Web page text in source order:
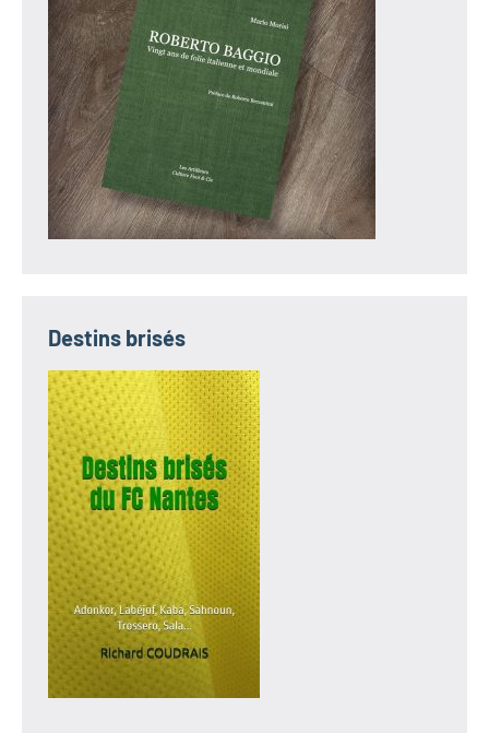
Destins brisés